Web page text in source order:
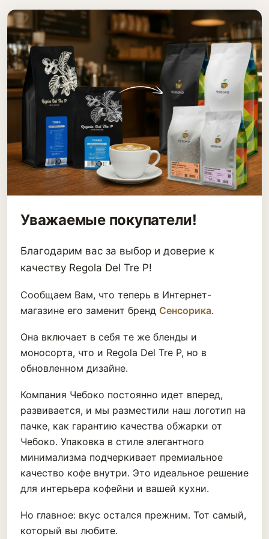
Уважаемые покупатели!
Благодарим вас за выбор и доверие к
качеству Regola Del Tre P!
Сообщаем Вам, что теперь в Интернет-
магазине его заменит бренд Сенсорика.
Она включает в себя те же бленды и
моносорта, что и Regola Del Tre P, но в
обновленном дизайне.
Компания Чебоко постоянно идет вперед,
развивается, и мы разместили наш логотип на
пачке, как гарантию качества обжарки от
Чебоко. Упаковка в стиле элегантного
минимализма подчеркивает премиальное
качество кофе внутри. Это идеальное решение
для интерьера кофейни и вашей кухни.
Но главное: вкус остался прежним. Тот самый,
который вы любите.